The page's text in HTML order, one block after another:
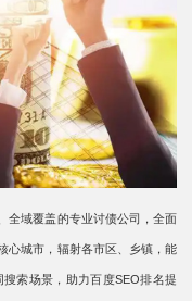
全域覆盖的专业讨债公司，全面
心城市，辐射各市区、乡镇，能
索场景，助力百度SEO排名提